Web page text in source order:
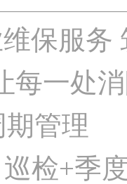
保服务
每一处
管理
检+季